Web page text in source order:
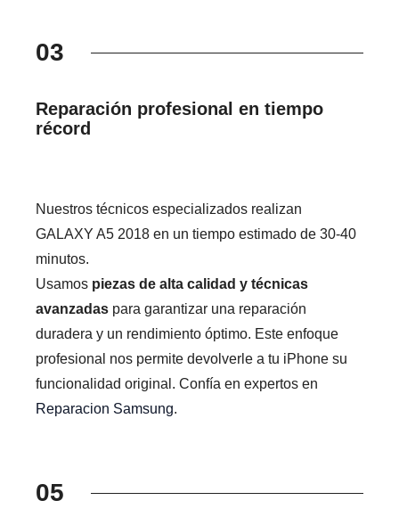
03
Reparación profesional en tiempo
récord
Nuestros técnicos especializados realizan
GALAXY A5 2018 en un tiempo estimado de 30-40
minutos.
Usamos piezas de alta calidad y técnicas
avanzadas para garantizar una reparación
duradera y un rendimiento óptimo. Este enfoque
profesional nos permite devolverle a tu iPhone su
funcionalidad original. Confía en expertos en
Reparacion Samsung.
05